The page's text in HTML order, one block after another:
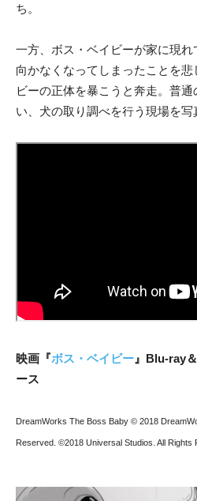
ち。
一方、ボス・ベイビーが家に現
向かなくなってしまったことを
ビーの正体を暴こうと奔走。普
い、犬の取り調べを行う現場を写
映画『ボス・ベイビー 』Blu-ray
ース
DreamWorks The Boss Baby © 2018
Reserved. ©2018 Universal Studios. All Rights